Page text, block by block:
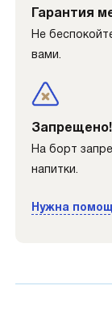
Гарантия
Не
вами.
Запрещено!
На борт
напитки.
Нужна